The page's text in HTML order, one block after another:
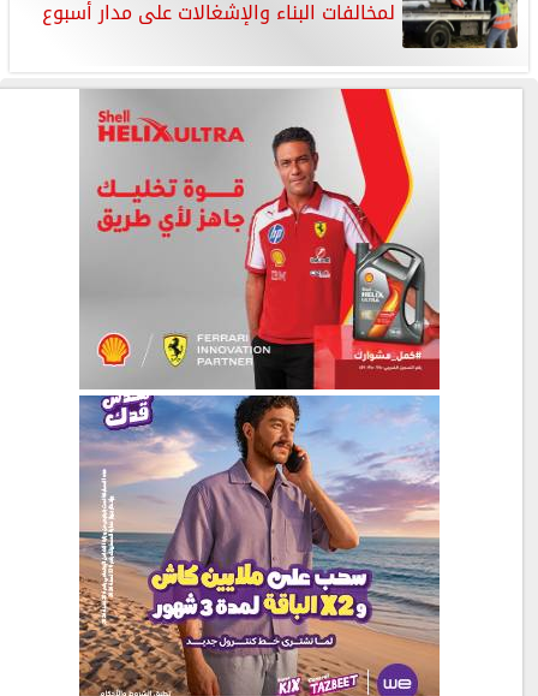
لمخالفات البناء والإشغالات على مدار أسبوع